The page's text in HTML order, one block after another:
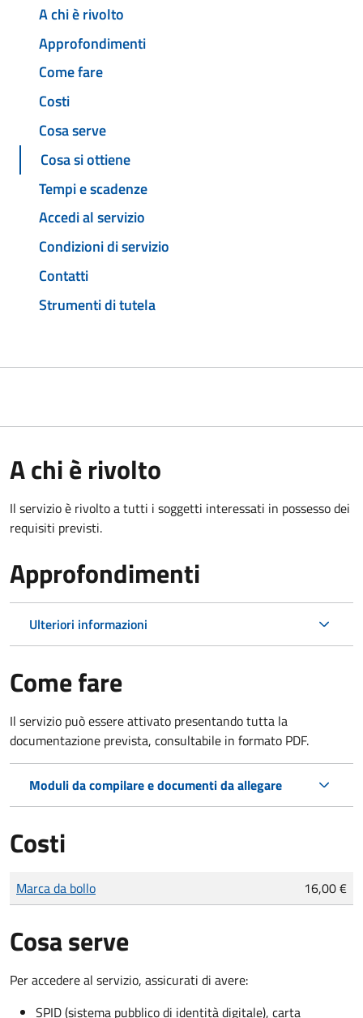
A chi è rivolto
Approfondimenti
Come fare
Costi
Cosa serve
Cosa si ottiene
Tempi e scadenze
Accedi al servizio
Condizioni di servizio
Contatti
Strumenti di tutela
A chi è rivolto
Il servizio è rivolto a tutti i soggetti interessati in possesso dei
requisiti previsti.
Approfondimenti
Ulteriori informazioni
Come fare
Il servizio può essere attivato presentando tutta la
documentazione prevista, consultabile in formato PDF.
Moduli da compilare e documenti da allegare
Costi
Tipo di pagamento
Importo
Marca da bollo 16,00 €
Cosa serve
Per accedere al servizio, assicurati di avere:
SPID (sistema pubblico di identità digitale), carta